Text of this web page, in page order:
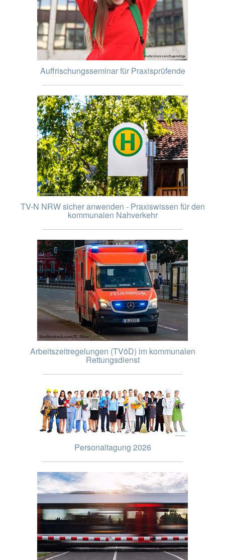
Auffrischungsseminar für Praxisprüfende
TV-N NRW sicher anwenden - Praxiswissen für den
kommunalen Nahverkehr
Arbeitszeitregelungen (TVöD) im kommunalen
Rettungsdienst
Personaltagung 2026